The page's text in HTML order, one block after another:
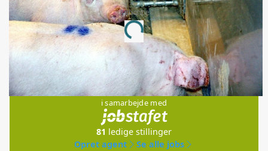
Annonce
Loading...
Jobs
i samarbejde med
81 ledige stillinger
Opret agent
Se alle jobs